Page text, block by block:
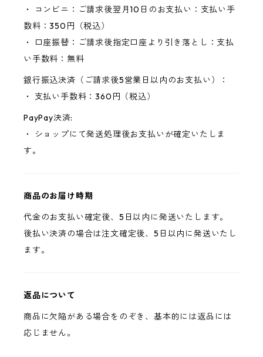
・ コンビニ：ご請求後翌月10日のお支払い：支払い手
数料：350円（税込）
・ 口座振替：ご請求後指定口座より引き落とし：支払
い手数料：無料
銀行振込決済（ご請求後5営業日以内のお支払い）：
・ 支払い手数料：360円（税込）
PayPay決済:
・ ショップにて発送処理後お支払いが確定いたしま
す。
商品のお届け時期
代金のお支払い確定後、5日以内に発送いたします。
後払い決済の場合は注文確定後、5日以内に発送いたし
ます。
返品について
商品に欠陥がある場合をのぞき、基本的には返品には
応じません。